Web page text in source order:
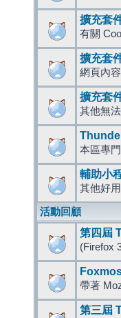
擴充套
有關
擴充套
網頁內
擴充套
其他無
本區專
輔助小
其他好
活動回顧
第四屆
(Firefox
帶著
第三屆